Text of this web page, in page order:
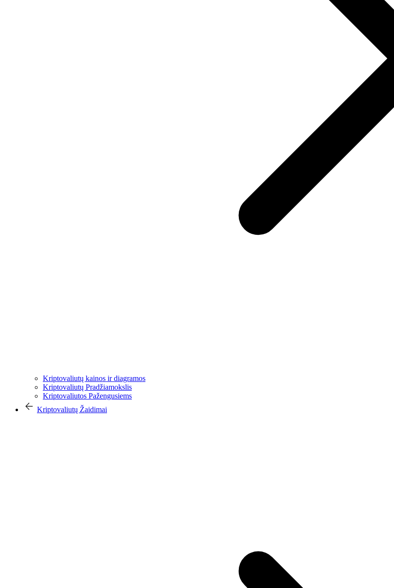
Kriptovaliutų kainos ir diagramos
Kriptovaliutų Pradžiamokslis
Kriptovaliutos Pažengusiems
Kriptovaliutų Žaidimai